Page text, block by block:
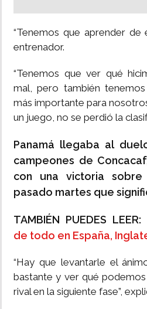
“Tenemos que aprender de
entrenador.
“Tenemos que ver qué
mal, pero también
más importante para
un juego, no se perdió la
Panamá llegaba al
campeones de
con una victoria
pasado martes que
TAMBIÉN PUEDES LEER:
de todo en España,
“Hay que levantarle el
bastante y ver qué
rival en la siguiente fase”,